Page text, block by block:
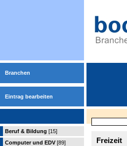
Branchen
Eintrag bearbeiten
Beruf & Bildung [15]
Computer und EDV [89]
Freizeit